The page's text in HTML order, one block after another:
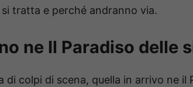
tratta e perché andranno via.
ne Il Paradiso delle
colpi di scena, quella in arrivo ne il